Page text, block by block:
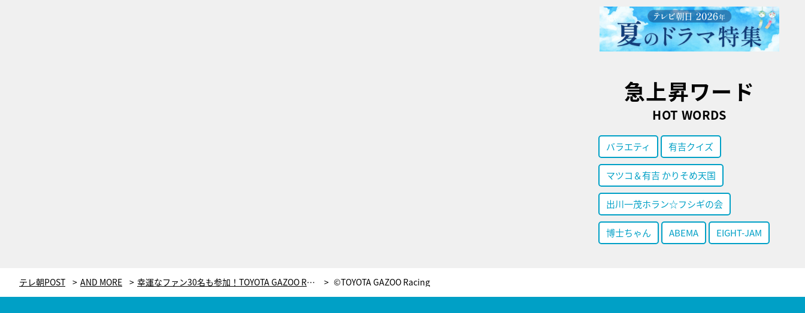
急上昇ワード
HOT WORDS
バラエティ 有吉クイズ
マツコ＆有吉 かりそめ天国
出川一茂ホラン☆フシギの会
博士ちゃん ABEMA EIGHT-JAM
テレ朝POST AND MORE 幸運なファン30名も参加！TOYOTA GAZOO Racing「WRCシーズン報告会」レポート ©TOYOTA GAZOO Racing